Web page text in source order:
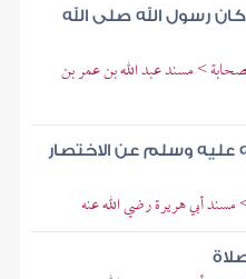
رسول الله صلى الله
> مسند عبد الله بن عمر بن
عليه وسلم عن الاختصار
أبي هريرة رضي الله عنه